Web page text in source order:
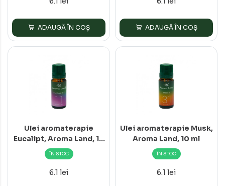
ADAUGĂ ÎN COȘ ADAUGĂ ÎN COȘ
Ulei aromaterapie
Eucalipt, Aroma Land, 10
ml
ÎN STOC
6.1 lei
Ulei aromaterapie Musk,
Aroma Land, 10 ml
ÎN STOC
6.1 lei